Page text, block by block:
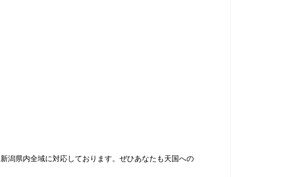
潟県内全域に対応しております。ぜひあなたも天国への